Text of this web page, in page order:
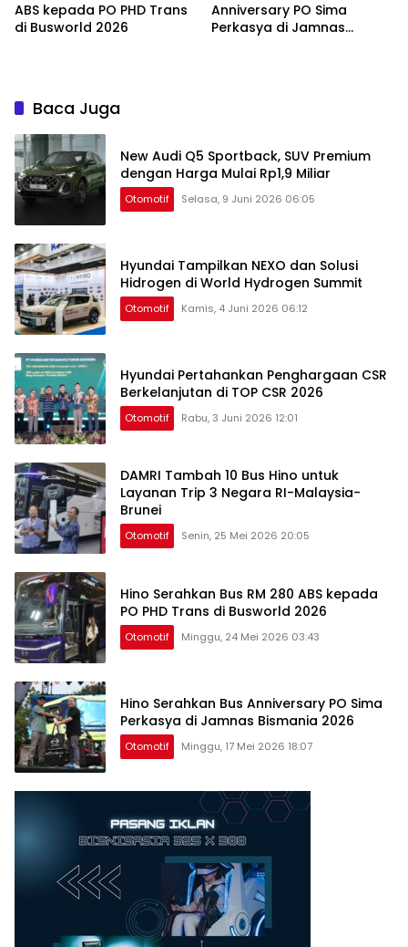
ABS kepada PO PHD Trans
di Busworld 2026
Anniversary PO Sima
Perkasya di Jamnas
Baca Juga
New Audi Q5 Sportback, SUV Premium
dengan Harga Mulai Rp1,9 Miliar
Otomotif Selasa, 9 Juni 2026 06:05
Hyundai Tampilkan NEXO dan Solusi
Hidrogen di World Hydrogen Summit
Otomotif Kamis, 4 Juni 2026 06:12
Hyundai Pertahankan Penghargaan CSR
Berkelanjutan di TOP CSR 2026
Otomotif Rabu, 3 Juni 2026 12:01
DAMRI Tambah 10 Bus Hino untuk
Layanan Trip 3 Negara RI-Malaysia-
Brunei
Otomotif Senin, 25 Mei 2026 20:05
Hino Serahkan Bus RM 280 ABS kepada
PO PHD Trans di Busworld 2026
Otomotif Minggu, 24 Mei 2026 03:43
Hino Serahkan Bus Anniversary PO Sima
Perkasya di Jamnas Bismania 2026
Otomotif Minggu, 17 Mei 2026 18:07